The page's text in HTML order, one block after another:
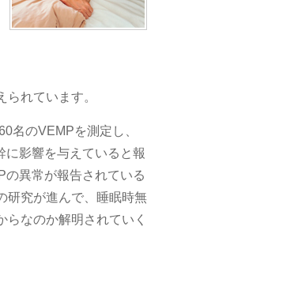
れています。
名のVEMPを測定し、
影響を与えていると報
異常が報告されている
研究が進んで、睡眠時無
なのか解明されていく